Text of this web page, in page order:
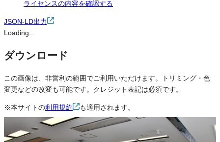
ライセンスの内容を確認する
JSON-LD出力
Loading...
ダウンロード
この画像は、非営利の範囲でご利用いただけます。トリミング・色
変更などの改変も可能です。クレジット表記は必須です。
※本サイトの利用規約 も適用されます。